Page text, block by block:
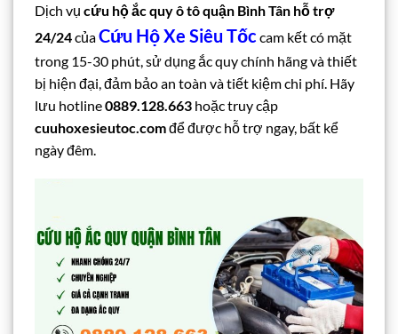
Dịch vụ cứu hộ ắc quy ô tô quận Bình Tân hỗ trợ
24/24củaCứu Hộ Xe Siêu Tốc cam kết có mặt
trong 15-30 phút, sử dụng ắc quy chính hãng và thiết
bị hiện đại, đảm bảo an toàn và tiết kiệm chi phí. Hãy
lưu hotline0889.128.663 hoặc truy cập
cuuhoxesieutoc.comđể được hỗ trợ ngay, bất kể
ngày đêm.